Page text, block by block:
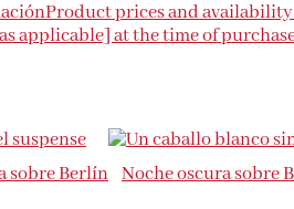
Product prices and availability
applicable] at the time of
suspense
Noche oscura sobre